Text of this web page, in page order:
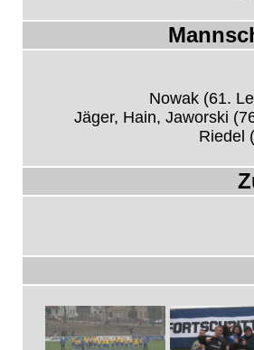
Nowak (61.
Jäger, Hain, Jaworski
Riedel